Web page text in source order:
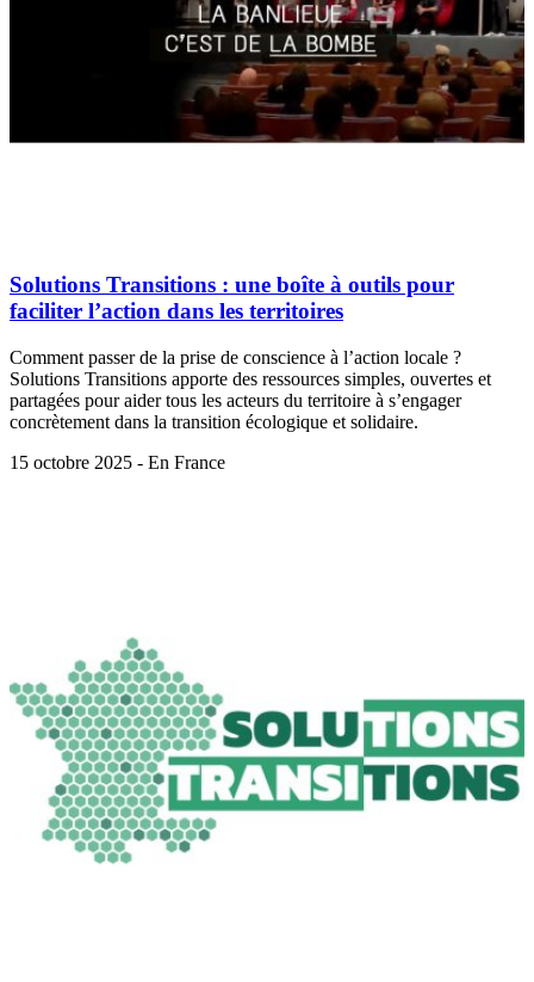
Solutions Transitions : une boîte à outils pour
faciliter l’action dans les territoires
Comment passer de la prise de conscience à l’action locale ?
Solutions Transitions apporte des ressources simples, ouvertes et
partagées pour aider tous les acteurs du territoire à s’engager
concrètement dans la transition écologique et solidaire.
15 octobre 2025 - En France